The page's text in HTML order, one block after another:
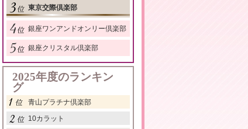
東京交際倶楽部
銀座ワンアンドオンリー倶楽部
銀座クリスタル倶楽部
2025年度のランキン
グ
青山プラチナ倶楽部
10カラット